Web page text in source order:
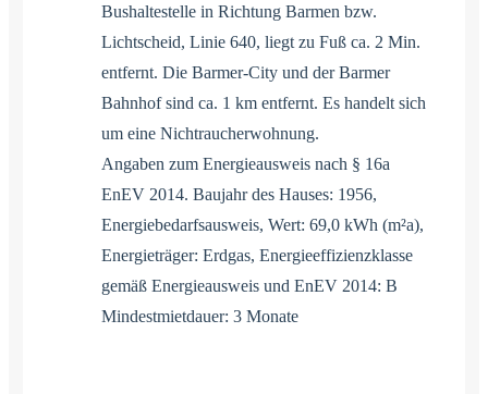
Bushaltestelle in Richtung Barmen bzw.
Lichtscheid, Linie 640, liegt zu Fuß ca. 2 Min.
entfernt. Die Barmer-City und der Barmer
Bahnhof sind ca. 1 km entfernt. Es handelt sich
um eine Nichtraucherwohnung.
Angaben zum Energieausweis nach § 16a
EnEV 2014. Baujahr des Hauses: 1956,
Energiebedarfsausweis, Wert: 69,0 kWh (m²a),
Energieträger: Erdgas, Energieeffizienzklasse
gemäß Energieausweis und EnEV 2014: B
Mindestmietdauer: 3 Monate